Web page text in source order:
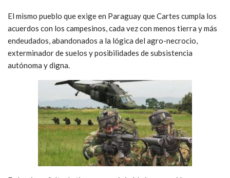
El mismo pueblo que exige en Paraguay que Cartes cumpla los
acuerdos con los campesinos, cada vez con menos tierra y más
endeudados, abandonados a la lógica del agro-necrocio,
exterminador de suelos y posibilidades de subsistencia
autónoma y digna.